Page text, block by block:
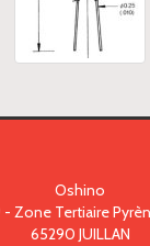
Oshino
Zone Tertiaire
65290 JUILLAN